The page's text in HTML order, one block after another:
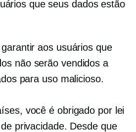
que seus dados estão
aos usuários que
não serão vendidos a
para uso malicioso.
você é obrigado por lei
privacidade. Desde que